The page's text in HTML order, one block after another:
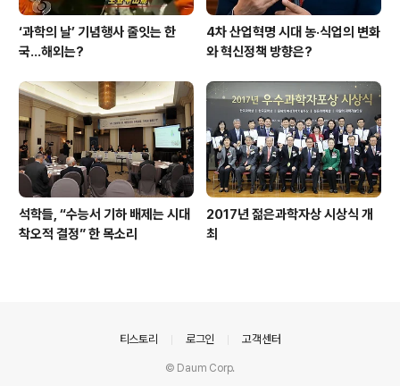
‘과학의 날’ 기념행사 줄잇는 한
국…해외는?
4차 산업혁명 시대 농·식업의 변화
와 혁신정책 방향은?
석학들, “수능서 기하 배제는 시대
착오적 결정” 한 목소리
2017년 젊은과학자상 시상식 개
최
티스토리 로그인 고객센터
© Daum Corp.